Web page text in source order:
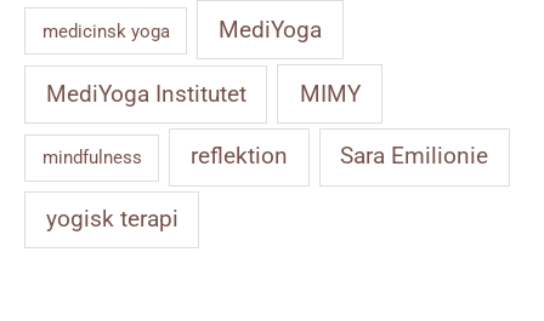
medicinsk yoga MediYoga
MediYoga Institutet MIMY
mindfulness reflektion Sara Emilionie
yogisk terapi